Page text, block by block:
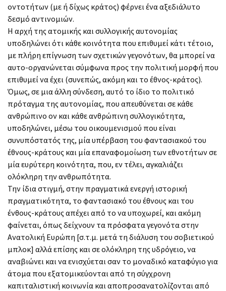
οντοτήτων (με ή δίχως κράτος) φέρνει ένα αξεδιάλυτο
δεσμό αντινομιών.
Η αρχή της ατομικής και συλλογικής αυτονομίας
υποδηλώνει ότι κάθε κοινότητα που επιθυμεί κάτι τέτοιο,
με πλήρη επίγνωση των σχετικών γεγονότων, θα μπορεί να
αυτο-οργανώνεται σύμφωνα προς την πολιτική μορφή που
επιθυμεί να έχει (συνεπώς, ακόμη και το έθνος-κράτος).
Όμως, σε μια άλλη σύνδεση, αυτό το ίδιο το πολιτικό
πρόταγμα της αυτονομίας, που απευθύνεται σε κάθε
ανθρώπινο ον και κάθε ανθρώπινη συλλογικότητα,
υποδηλώνει, μέσω του οικουμενισμού που είναι
συνυπόστατός της, μία υπέρβαση του φαντασιακού του
έθνους-κράτους και μία επαναφομοίωση των εθνοτήτων σε
μία ευρύτερη κοινότητα, που, εν τέλει, αγκαλιάζει
ολόκληρη την ανθρωπότητα.
Την ίδια στιγμή, στην πραγματικά ενεργή ιστορική
πραγματικότητα, το φαντασιακό του έθνους και του
ένθους-κράτους απέχει από το να υποχωρεί, και ακόμη
φαίνεται, όπως δείχνουν τα πρόσφατα γεγονότα στην
Ανατολική Ευρώπη [σ.τ.μ. μετά τη διάλυση του σοβιετικού
μπλοκ] αλλά επίσης και σε ολόκληρη της υδρόγειο, να
αναβιώνει και να ενισχύεται σαν το μοναδικό καταφύγιο για
άτομα που εξατομικεύονται από τη σύγχρονη
καπιταλιστική κοινωνία και αποπροσανατολίζονται από